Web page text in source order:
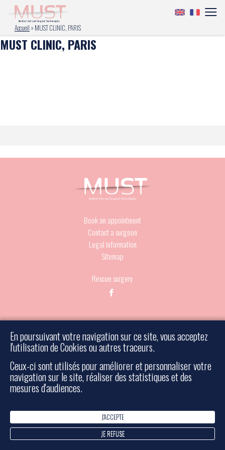
En poursuivant votre navigation sur ce site, vous acceptez
l'utilisation de Cookies ou autres traceurs.
Ceux-ci sont utilisés pour améliorer et personnaliser votre
navigation sur le site, réaliser des statistiques et des
mesures d'audiences.
J'ACCEPTE
JE REFUSE
Accueil » MUST CLINIC, PARIS
MUST CLINIC, PARIS
Book an appointment
Contact a surgeon
Legal information
Sitemap
Rescue surgery
- Tous droits réservés - Réalisé par Bulko